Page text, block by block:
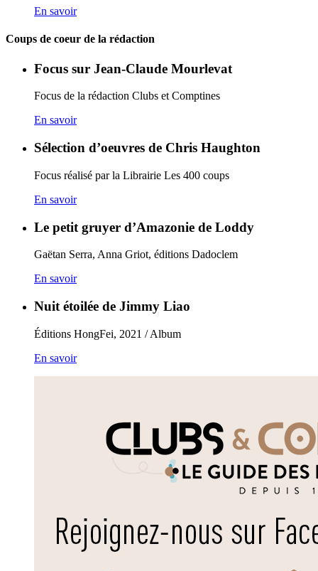
En savoir
Coups de coeur de la rédaction
Focus sur Jean-Claude Mourlevat
Focus de la rédaction Clubs et Comptines
En savoir
Sélection d’oeuvres de Chris Haughton
Focus réalisé par la Librairie Les 400 coups
En savoir
Le petit gruyer d’Amazonie de Loddy
Gaëtan Serra, Anna Griot, éditions Dadoclem
En savoir
Nuit étoilée de Jimmy Liao
Éditions HongFei, 2021 / Album
En savoir